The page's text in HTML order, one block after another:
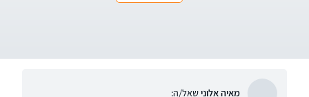
מאיה אלונישאל/ה: